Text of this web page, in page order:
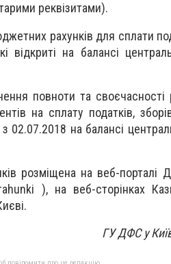
реквізитами).
рахунків для сплати
на балансі
повноти та своєчасності
на сплату податків,
02.07.2018 на балансі
розміщена на веб-порталі
), на веб-сторінках
ГУ ДФС у